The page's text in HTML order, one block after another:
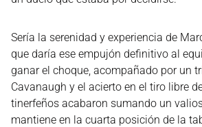
Sería la serenidad y experiencia de
que daría ese empujón definitivo al
ganar el choque, acompañado por un
Cavanaugh y el acierto en el tiro libre
tinerfeños acabaron sumando un
mantiene en la cuarta posición de la